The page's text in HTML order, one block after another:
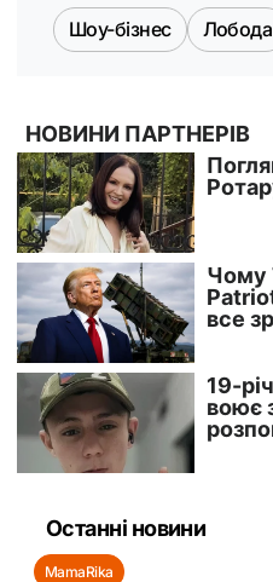
Шоу-бізнес Лобода
Останні новини
MamaRika